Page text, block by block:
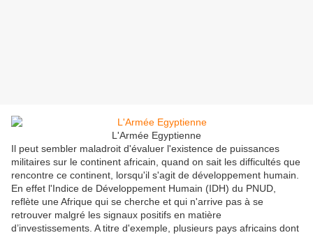
L'Armée Egyptienne
Il peut sembler maladroit d'évaluer l'existence de puissances
militaires sur le continent africain, quand on sait les difficultés que
rencontre ce continent, lorsqu'il s'agit de développement humain.
En effet l'Indice de Développement Humain (IDH) du PNUD,
reflète une Afrique qui se cherche et qui n'arrive pas à se
retrouver malgré les signaux positifs en matière
d’investissements. A titre d'exemple, plusieurs pays africains dont